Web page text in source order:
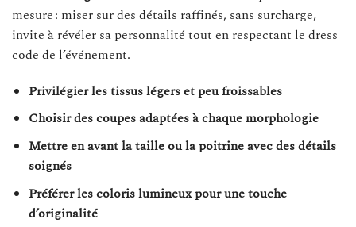
mesure : miser sur des détails raffinés, sans surcharge,
invite à révéler sa personnalité tout en respectant le dress
code de l’événement.
Privilégier les tissus légers et peu froissables
Choisir des coupes adaptées à chaque morphologie
Mettre en avant la taille ou la poitrine avec des détails
soignés
Préférer les coloris lumineux pour une touche
d’originalité